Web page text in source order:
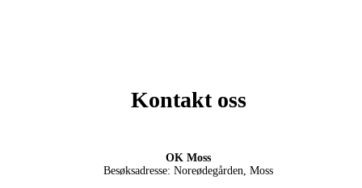
Kontakt oss
OK Moss
Besøksadresse: Noreødegården, Moss